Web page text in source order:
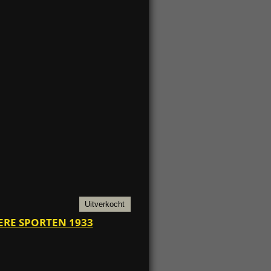
Uitverkocht
SPORTEN 1933